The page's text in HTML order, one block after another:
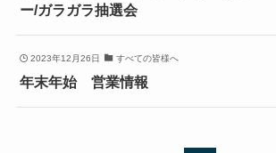
ー/ガラガラ抽選会
2023年12月26日 すべての皆様へ
年末年始 営業情報